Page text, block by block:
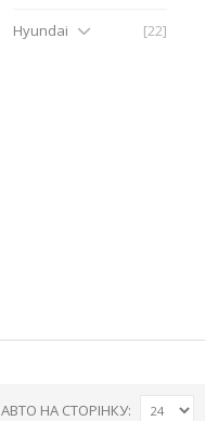
Hyundai [22]
АВТО НА СТОРІНКУ: